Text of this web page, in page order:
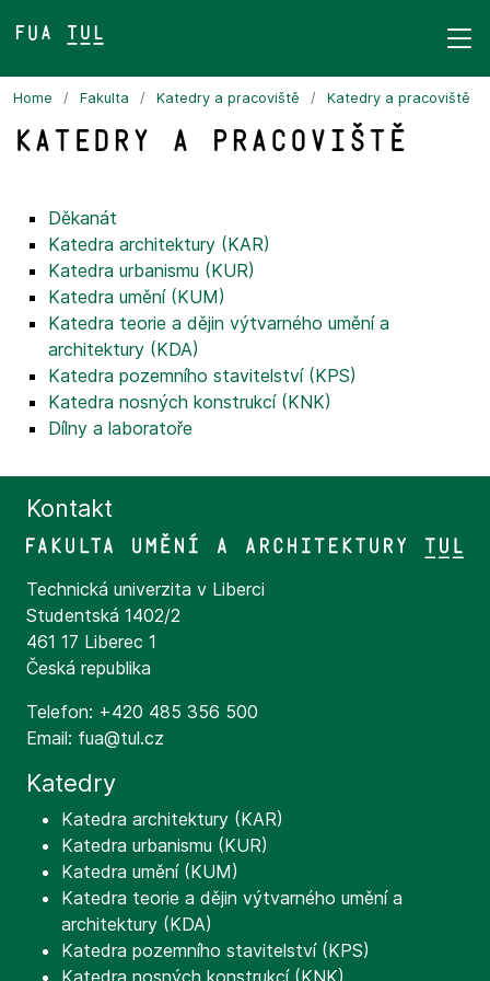
FUA TUL&
Home Fakulta Katedry a pracoviště Katedry a pracoviště
Katedry a pracoviště
Děkanát
Katedra architektury (KAR)
Katedra urbanismu (KUR)
Katedra umění (KUM)
Katedra teorie a dějin výtvarného umění a
architektury (KDA)
Katedra pozemního stavitelství (KPS)
Katedra nosných konstrukcí (KNK)
Dílny a laboratoře
Kontakt
Technická univerzita v Liberci
Studentská 1402/2
461 17 Liberec 1
Česká republika
Telefon: +420 485 356 500
Email: fua@tul.cz
Katedry
Katedra architektury (KAR)
Katedra urbanismu (KUR)
Katedra umění (KUM)
Katedra teorie a dějin výtvarného umění a
architektury (KDA)
Katedra pozemního stavitelství (KPS)
Katedra nosných konstrukcí (KNK)